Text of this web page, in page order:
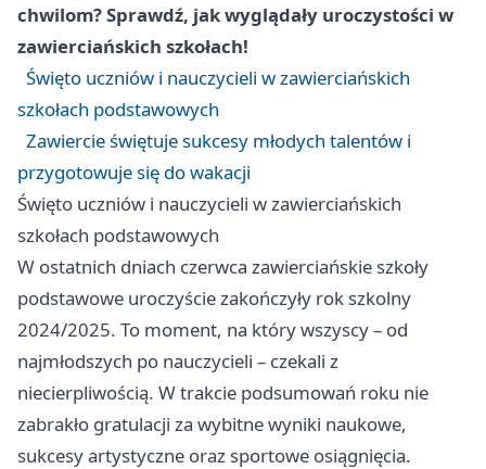
chwilom? Sprawdź, jak wyglądały uroczystości w
zawierciańskich szkołach!
Święto uczniów i nauczycieli w zawierciańskich
szkołach podstawowych
Zawiercie świętuje sukcesy młodych talentów i
przygotowuje się do wakacji
Święto uczniów i nauczycieli w zawierciańskich
szkołach podstawowych
W ostatnich dniach czerwca zawierciańskie szkoły
podstawowe uroczyście zakończyły rok szkolny
2024/2025. To moment, na który wszyscy – od
najmłodszych po nauczycieli – czekali z
niecierpliwością. W trakcie podsumowań roku nie
zabrakło gratulacji za wybitne wyniki naukowe,
sukcesy artystyczne oraz sportowe osiągnięcia.